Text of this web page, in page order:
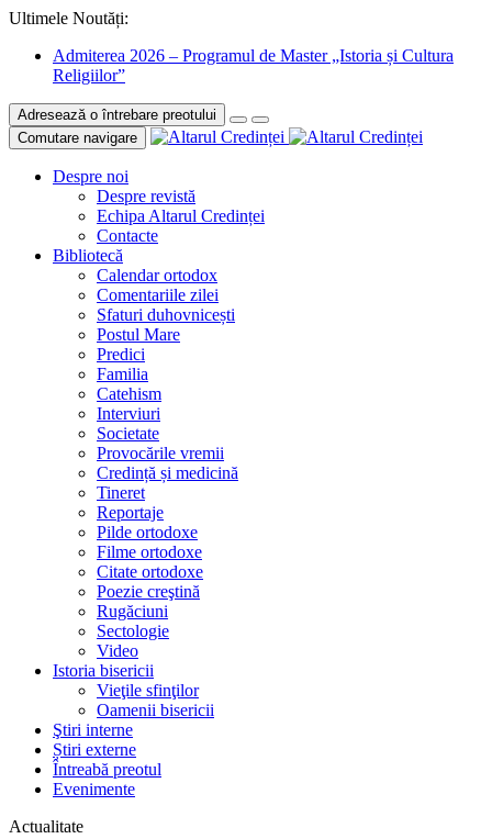
Ultimele Noutăți:
Admiterea 2026 – Programul de Master „Istoria și Cultura
Religiilor”
Adresează o întrebare preotului
Comutare navigare
Despre noi
Despre revistă
Echipa Altarul Credinței
Contacte
Bibliotecă
Calendar ortodox
Comentariile zilei
Sfaturi duhovnicești
Postul Mare
Predici
Familia
Catehism
Interviuri
Societate
Provocările vremii
Credință și medicină
Tineret
Reportaje
Pilde ortodoxe
Filme ortodoxe
Citate ortodoxe
Poezie creştină
Rugăciuni
Sectologie
Video
Istoria bisericii
Vieţile sfinţilor
Oamenii bisericii
Ştiri interne
Știri externe
Întreabă preotul
Evenimente
Actualitate